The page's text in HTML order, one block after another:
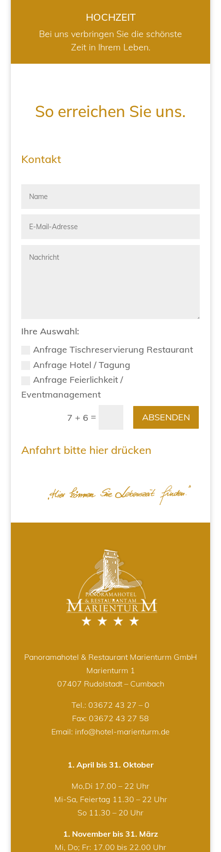
HOCHZEIT
Bei uns verbringen Sie die schönste
Zeit in Ihrem Leben.
So erreichen Sie uns.
Kontakt
Ihre Auswahl:
Anfrage Tischreservierung Restaurant
Anfrage Hotel / Tagung
Anfrage Feierlichkeit /
Eventmanagement
7 + 6 = ABSENDEN
Anfahrt bitte hier drücken
Panoramahotel & Restaurant Marienturm GmbH
Marienturm 1
07407 Rudolstadt – Cumbach
Tel.: 03672 43 27 – 0
Fax: 03672 43 27 58
Email: info@hotel-marienturm.de
1. April bis 31. Oktober
Mo,Di 17.00 – 22 Uhr
Mi-Sa, Feiertag 11.30 – 22 Uhr
So 11.30 – 20 Uhr
1. November bis 31. März
Mi, Do; Fr: 17.00 bis 22.00 Uhr